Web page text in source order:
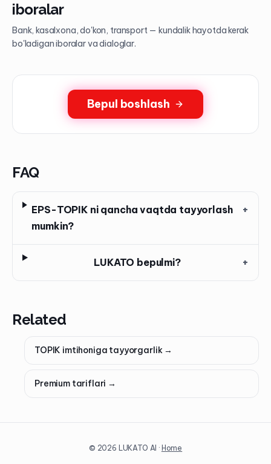
iboralar
Bank, kasalxona, do'kon, transport — kundalik hayotda kerak
bo'ladigan iboralar va dialoglar.
Bepul boshlash
FAQ
EPS-TOPIK ni qancha vaqtda tayyorlash
mumkin?
+
LUKATO bepulmi? +
Related
TOPIK imtihoniga tayyorgarlik→
Premium tariflari →
© 2026 LUKATO AI · Home